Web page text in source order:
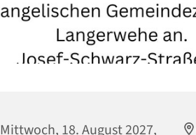
Mittwoch, 18. August 2027,